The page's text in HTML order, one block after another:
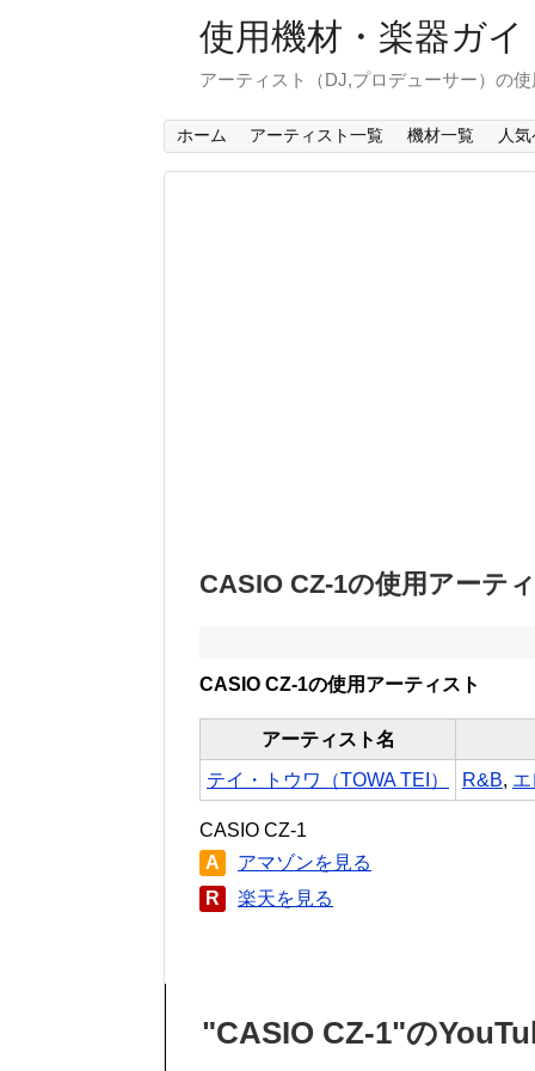
使用機材・楽器ガイ
アーティスト（DJ,プロデューサー）の
ホーム アーティスト一覧 機材一覧 人
CASIO CZ-1の使用アーテ
CASIO CZ-1の使用アーティスト
アーティスト名
テイ・トウワ（TOWA TEI）
R&B, エ
CASIO CZ-1
A
アマゾンを見る
R
楽天を見る
"CASIO CZ-1"の